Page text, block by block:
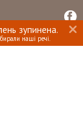
зупинена.
наші речі.